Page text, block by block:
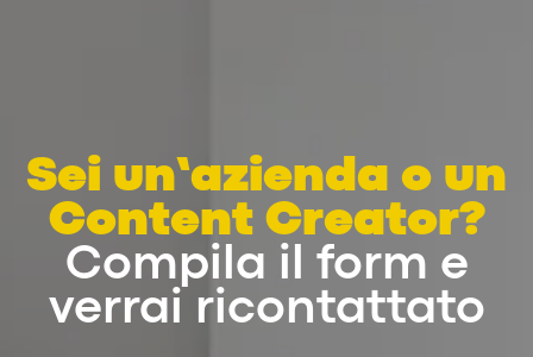
Sei un’azienda o un
Content Creator?
Compila il form e
verrai ricontattato